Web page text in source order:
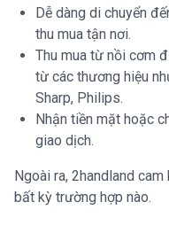
Dễ dàng di chuyển
thu mua tận nơi.
Thu mua từ nồi cơm
từ các thương hiệu
Sharp, Philips.
Nhận tiền mặt hoặc
giao dịch.
Ngoài ra, 2handland
bất kỳ trường hợp nào.